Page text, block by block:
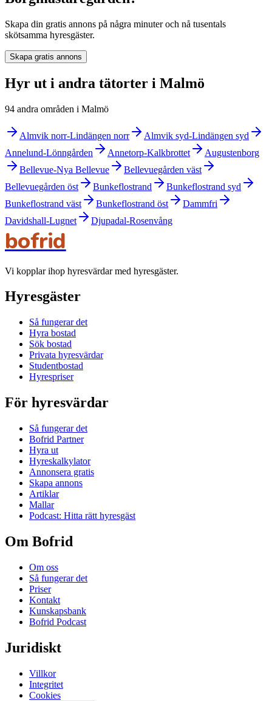
Skapa din gratis annons på några minuter och nå tusentals
skötsamma hyresgäster.
Skapa gratis annons
Hyr ut i andra tätorter i Malmö
94 andra områden i Malmö
Almvik norr-Lindängen norr
Almvik syd-Lindängen syd
Annelund-Lönngården
Annetorp-Kalkbrottet
Augustenborg
Bellevue-Nya Bellevue
Bellevuegården väst
Bellevuegården öst
Bunkeflostrand
Bunkeflostrand syd
Bunkeflostrand väst
Bunkeflostrand öst
Dammfri
Davidshall-Lugnet
Djupadal-Rosenvång
bofrid
Vi kopplar ihop hyresvärdar med hyresgäster.
Hyresgäster
Så fungerar det
Hyra bostad
Sök bostad
Privata hyresvärdar
Studentbostad
Hyrespriser
För hyresvärdar
Så fungerar det
Bofrid Partner
Hyra ut
Hyreskalkylator
Annonsera gratis
Skapa annons
Artiklar
Mallar
Podcast: Hitta rätt hyresgäst
Om Bofrid
Om oss
Så fungerar det
Priser
Kontakt
Kunskapsbank
Bofrid Podcast
Juridiskt
Villkor
Integritet
Cookies